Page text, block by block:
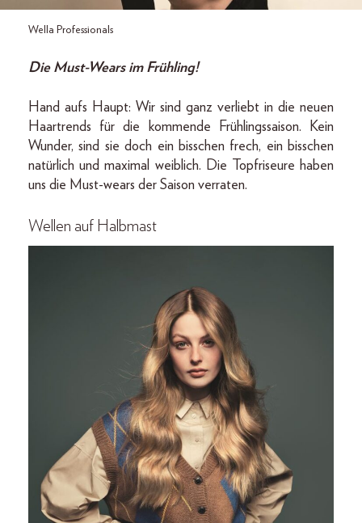
Wella Professionals
Die Must-Wears im Frühling!
Hand aufs Haupt: Wir sind ganz verliebt in die neuen
Haartrends für die kommende Frühlingssaison. Kein
Wunder, sind sie doch ein bisschen frech, ein bisschen
natürlich und maximal weiblich. Die Topfriseure haben
uns die Must-wears der Saison verraten.
Wellen auf Halbmast